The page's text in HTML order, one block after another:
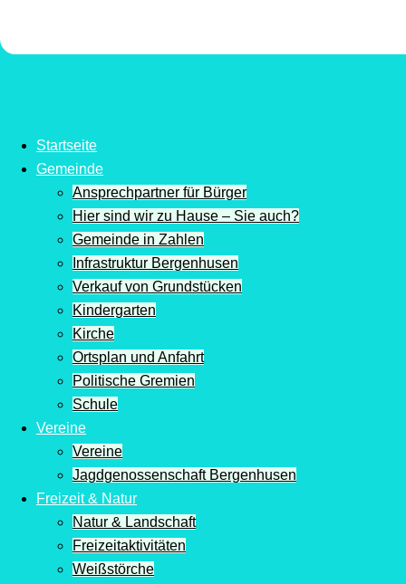
Startseite
Gemeinde
Ansprechpartner für Bürger
Hier sind wir zu Hause – Sie auch?
Gemeinde in Zahlen
Infrastruktur Bergenhusen
Verkauf von Grundstücken
Kindergarten
Kirche
Ortsplan und Anfahrt
Politische Gremien
Schule
Vereine
Vereine
Jagdgenossenschaft Bergenhusen
Freizeit & Natur
Natur & Landschaft
Freizeitaktivitäten
Weißstörche